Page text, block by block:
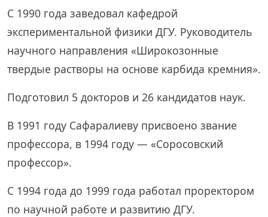
C 1990 года заведовал кафедрой
экспериментальной физики ДГУ. Руководитель
научного направления «Широкозонные
твердые растворы на основе карбида кремния».
Подготовил 5 докторов и 26 кандидатов наук.
В 1991 году Сафаралиеву присвоено звание
профессора, в 1994 году — «Соросовский
профессор».
С 1994 года до 1999 года работал проректором
по научной работе и развитию ДГУ.